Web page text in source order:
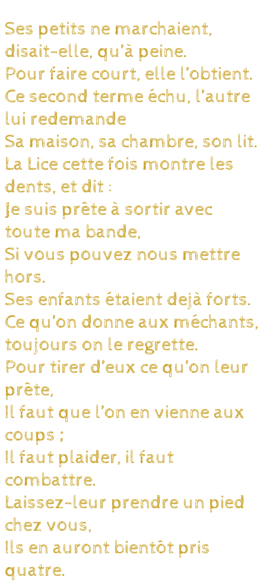
Ses petits ne marchaient,
disait-elle, qu’à peine.
Pour faire court, elle l’obtient.
Ce second terme échu, l’autre
lui redemande
Sa maison, sa chambre, son lit.
La Lice cette fois montre les
dents, et dit :
Je suis prête à sortir avec
toute ma bande,
Si vous pouvez nous mettre
hors.
Ses enfants étaient dejà forts.
Ce qu’on donne aux méchants,
toujours on le regrette.
Pour tirer d’eux ce qu’on leur
prête,
Il faut que l’on en vienne aux
coups ;
Il faut plaider, il faut
combattre.
Laissez-leur prendre un pied
chez vous,
Ils en auront bientôt pris
quatre.